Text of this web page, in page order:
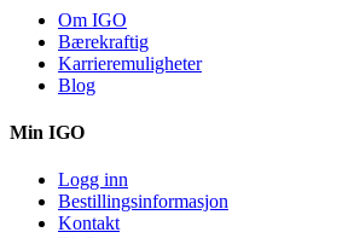
Om IGO
Bærekraftig
Karrieremuligheter
Blog
Min IGO
Logg inn
Bestillingsinformasjon
Kontakt